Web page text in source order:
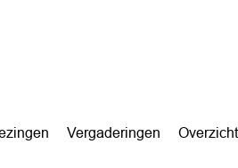
Vergaderingen